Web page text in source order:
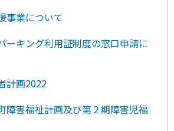
事業について
ーキング利用証制度の窓口申請に
計画2022
障害福祉計画及び第２期障害児福